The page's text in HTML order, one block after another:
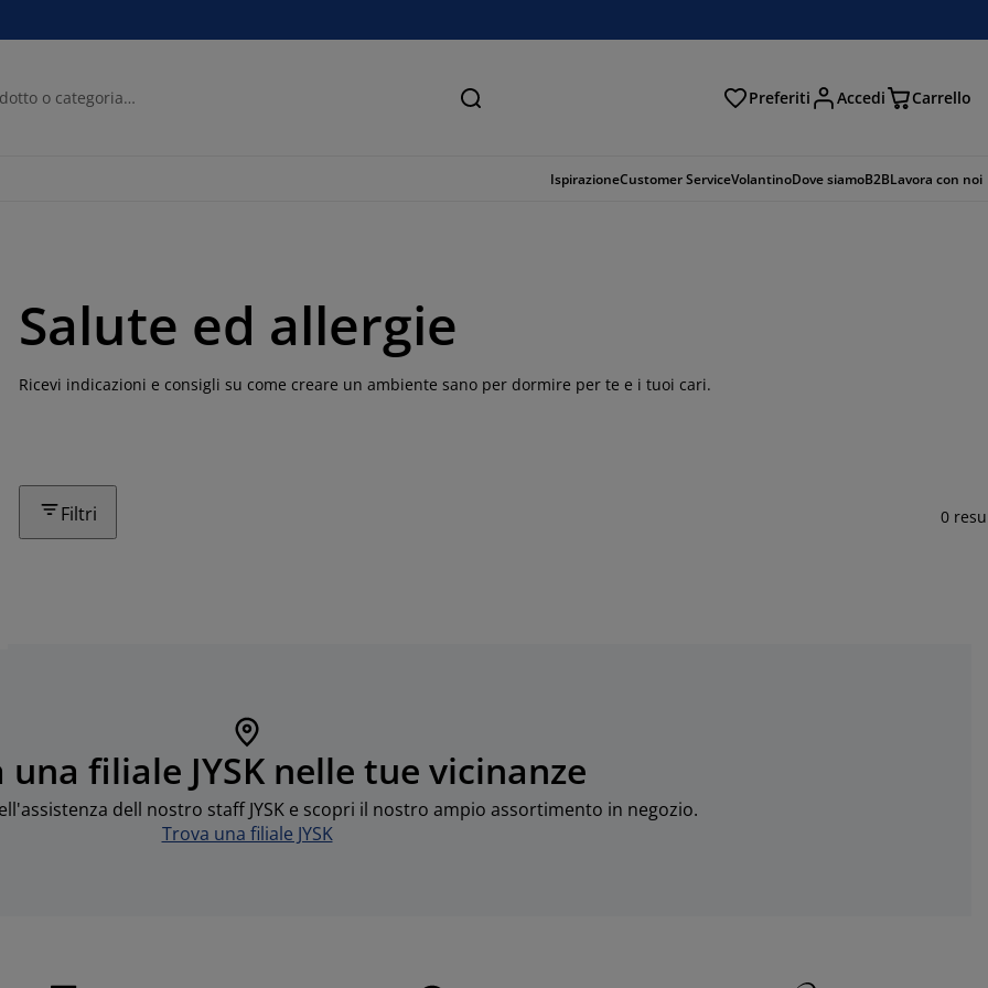
Cerca Preferiti Accedi Carrello
IspirazioneCustomer ServiceVolantinoDove siamoB2BLavora con noi
Salute ed allergie
Ricevi indicazioni e consigli su come creare un ambiente sano per dormire per te e i tuoi cari.
Filtri 0
una filiale JYSK nelle tue vicinanze
dell nostro staff JYSK e scopri il nostro ampio assortimento in negozio.
Trova una filiale JYSK